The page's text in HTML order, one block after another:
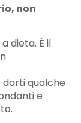
non
dieta. È il
darti qualche
e